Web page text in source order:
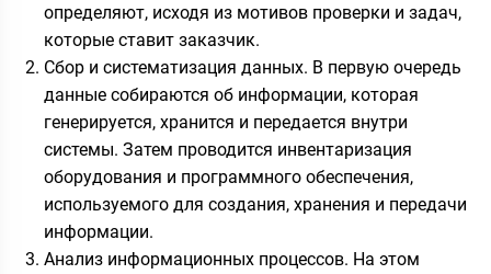
определяют, исходя из мотивов проверки и задач,
которые ставит заказчик.
Сбор и систематизация данных. В первую очередь
данные собираются об информации, которая
генерируется, хранится и передается внутри
системы. Затем проводится инвентаризация
оборудования и программного обеспечения,
используемого для создания, хранения и передачи
информации.
Анализ информационных процессов. На этом